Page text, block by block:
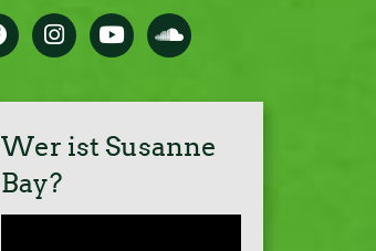
Wer ist Susanne
Bay?